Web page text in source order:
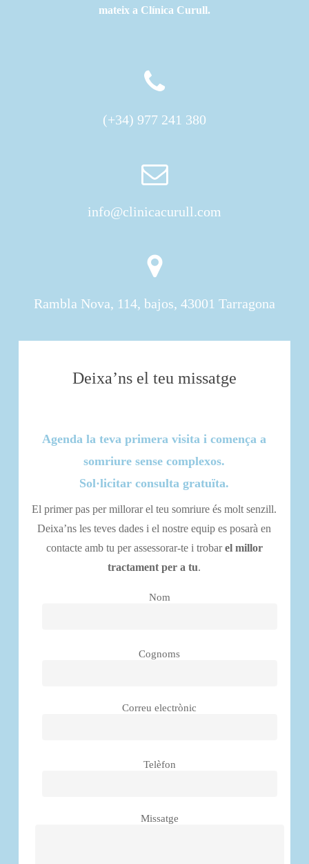
hem de tocar excessivament les dents, com succeïa en les
mateix a Clínica Curull.
(+34) 977 241 380
info@clinicacurull.com
Rambla Nova, 114, bajos, 43001 Tarragona
Deixa’ns el teu missatge
Agenda la teva primera visita i comença a
somriure sense complexos.
Sol·licitar consulta gratuïta.
El primer pas per millorar el teu somriure és molt senzill.
Deixa’ns les teves dades i el nostre equip es posarà en
contacte amb tu per assessorar-te i trobarel millor
tractament per a tu.
Nom
Cognoms
Correu electrònic
Telèfon
Missatge